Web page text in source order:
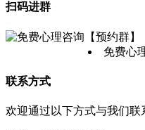
扫码进群
免费心
联系方式
欢迎通过以下方式与我们联